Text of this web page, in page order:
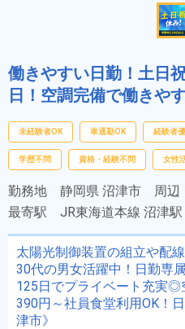
働きやすい日勤！土日
日！空調完備で働きや
未経験者OK 車通勤OK 経験者
学歴不問 資格・経験不問 女性
勤務地 静岡県 沼津市 周辺
最寄駅 JR東海道本線 沼津駅
太陽光制御装置の組立や配
30代の男女活躍中！日勤専
125日でプライベート充実
390円～社員食堂利用OK！
津市》